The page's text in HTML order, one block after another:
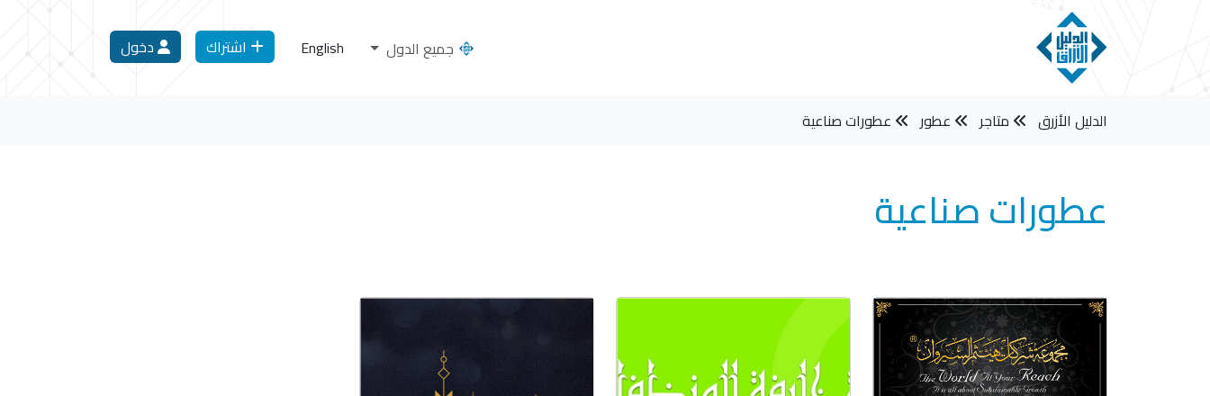
English اشتراك دخول
الدليل الأزرق متاجر عطور عطورات صناعية
عطورات صناعية